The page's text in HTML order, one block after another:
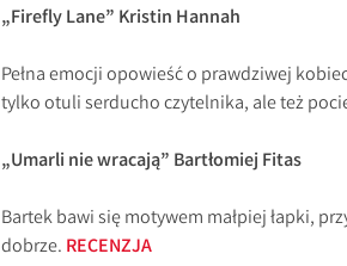
„Firefly Lane” Kristin Hannah
Pełna emocji opowieść o prawdziwej
tylko otuli serducho czytelnika, ale też
„Umarli nie wracają” Bartłomiej Fitas
Bartek bawi się motywem małpiej łapki,
dobrze. RECENZJA